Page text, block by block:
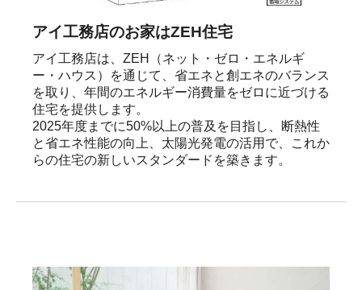
アイ工務店のお家はZEH住宅
アイ工務店は、ZEH（ネット・ゼロ・エネルギ
ー・ハウス）を通じて、省エネと創エネのバランス
を取り、年間のエネルギー消費量をゼロに近づける
住宅を提供します。
2025年度までに50%以上の普及を目指し、断熱性
と省エネ性能の向上、太陽光発電の活用で、これか
らの住宅の新しいスタンダードを築きます。